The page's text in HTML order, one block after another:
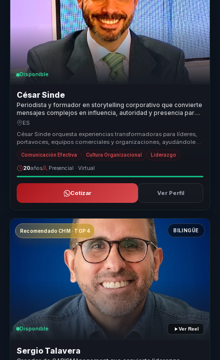
Disponible
César Sinde
Periodista y formador en storytelling corporativo que convierte
mensajes complejos en influencia, autoridad y presencia para
líderes y portavoces.
ES
César Sinde orquesta experiencias transformadoras para líderes,
portavoces, equipos comerciales y organizaciones, ayudándoles
a dejar atr...
Comunicación Efectiva Cultura Organizacional Liderazgo
20años Presencial · Virtual
Cotizar Ver Perfil
Recomendado CHM · TOP 4 BILINGÜE
Disponible Ver Reel
Sergio Talavera